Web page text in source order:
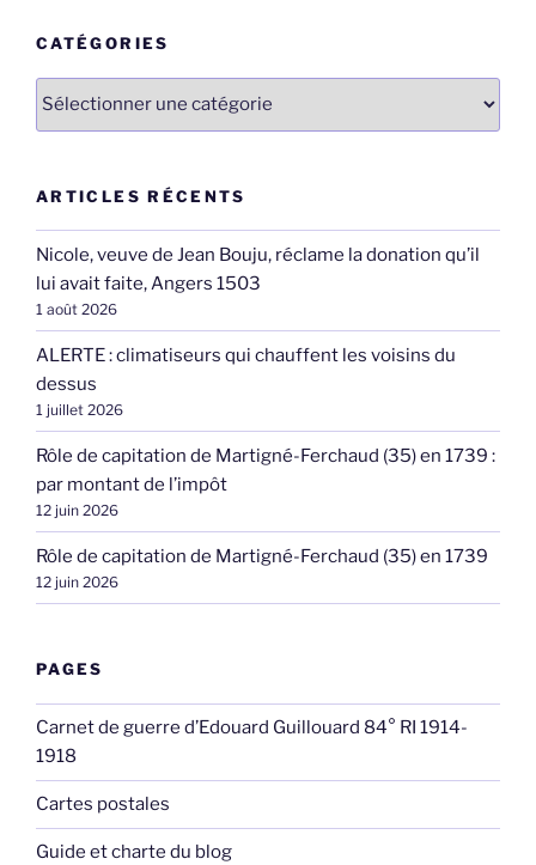
CATÉGORIES
Catégories
ARTICLES RÉCENTS
Nicole, veuve de Jean Bouju, réclame la donation qu’il
lui avait faite, Angers 1503
1 août 2026
ALERTE : climatiseurs qui chauffent les voisins du
dessus
1 juillet 2026
Rôle de capitation de Martigné-Ferchaud (35) en 1739 :
par montant de l’impôt
12 juin 2026
Rôle de capitation de Martigné-Ferchaud (35) en 1739
12 juin 2026
PAGES
Carnet de guerre d’Edouard Guillouard 84° RI 1914-
1918
Cartes postales
Guide et charte du blog